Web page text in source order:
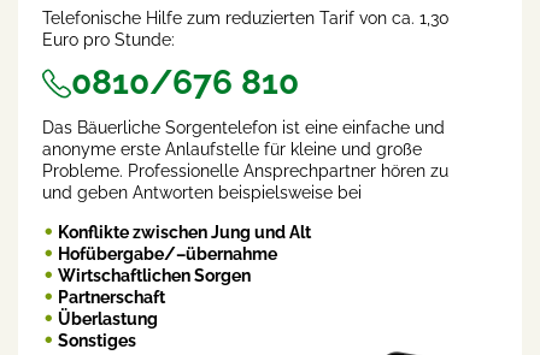
Telefonische Hilfe zum reduzierten Tarif von ca. 1,30
Euro pro Stunde:
0810/676 810
Das Bäuerliche Sorgentelefon ist eine einfache und
anonyme erste Anlaufstelle für kleine und große
Probleme. Professionelle Ansprechpartner hören zu
und geben Antworten beispielsweise bei
Konflikte zwischen Jung und Alt
Hofübergabe/–übernahme
Wirtschaftlichen Sorgen
Partnerschaft
Überlastung
Sonstiges